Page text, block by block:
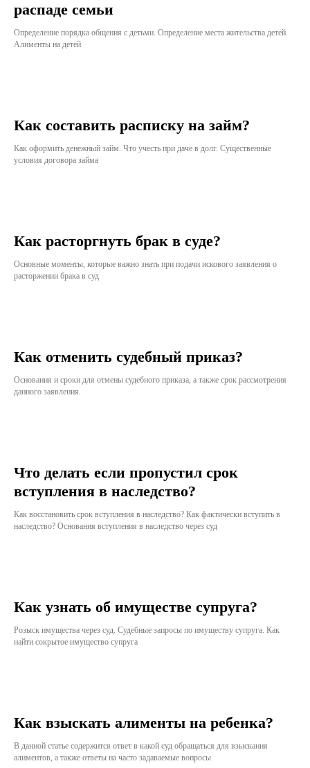
распаде семьи
Определение порядка общения с детьми. Определение места жительства детей.
Алименты на детей
Как составить расписку на займ?
Как оформить денежный займ. Что учесть при даче в долг. Существенные
условия договора займа
Как расторгнуть брак в суде?
Основные моменты, которые важно знать при подачи искового заявления о
расторжении брака в суд
Как отменить судебный приказ?
Основания и сроки для отмены судебного приказа, а также срок рассмотрения
данного заявления.
Что делать если пропустил срок
вступления в наследство?
Как восстановить срок вступления в наследство? Как фактически вступить в
наследство? Основания вступления в наследство через суд
Как узнать об имуществе супруга?
Розыск имущества через суд. Судебные запросы по имуществу супруга. Как
найти сокрытое имущество супруга
Как взыскать алименты на ребенка?
В данной статье содержится ответ в какой суд обращаться для взыскания
алиментов, а также ответы на часто задаваемые вопросы